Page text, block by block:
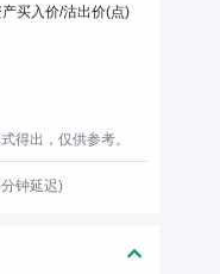
买入价/沽出价(点)
得出，仅供参考。
钟延迟)